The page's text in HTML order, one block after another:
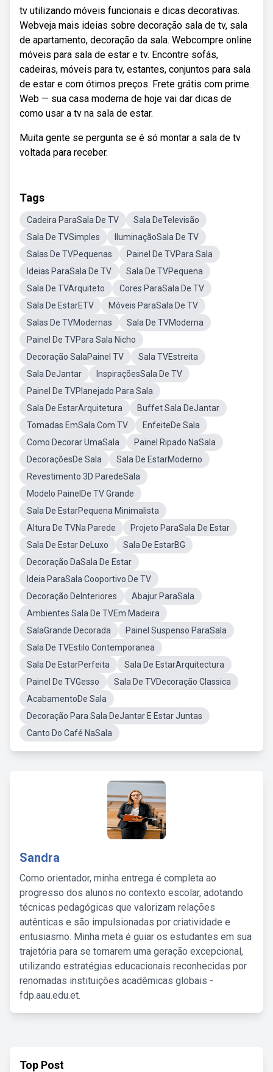
tv utilizando móveis funcionais e dicas decorativas.
Webveja mais ideias sobre decoração sala de tv, sala
de apartamento, decoração da sala. Webcompre online
móveis para sala de estar e tv. Encontre sofás,
cadeiras, móveis para tv, estantes, conjuntos para sala
de estar e com ótimos preços. Frete grátis com prime.
Web — sua casa moderna de hoje vai dar dicas de
como usar a tv na sala de estar.
Muita gente se pergunta se é só montar a sala de tv
voltada para receber.
Tags
Cadeira ParaSala De TV
Sala DeTelevisão
Sala De TVSimples
IluminaçãoSala De TV
Salas De TVPequenas
Painel De TVPara Sala
Ideias ParaSala De TV
Sala De TVPequena
Sala De TVArquiteto
Cores ParaSala De TV
Sala De EstarETV
Móveis ParaSala De TV
Salas De TVModernas
Sala De TVModerna
Painel De TVPara Sala Nicho
Decoração SalaPainel TV
Sala TVEstreita
Sala DeJantar
InspiraçõesSala De TV
Painel De TVPlanejado Para Sala
Sala De EstarArquitetura
Buffet Sala DeJantar
Tomadas EmSala Com TV
EnfeiteDe Sala
Como Decorar UmaSala
Painel Ripado NaSala
DecoraçõesDe Sala
Sala De EstarModerno
Revestimento 3D ParedeSala
Modelo PainelDe TV Grande
Sala De EstarPequena Minimalista
Altura De TVNa Parede
Projeto ParaSala De Estar
Sala De Estar DeLuxo
Sala De EstarBG
Decoração DaSala De Estar
Ideia ParaSala Cooportivo De TV
Decoração DeInteriores
Abajur ParaSala
Ambientes Sala De TVEm Madeira
SalaGrande Decorada
Painel Suspenso ParaSala
Sala De TVEstilo Contemporanea
Sala De EstarPerfeita
Sala De EstarArquitectura
Painel De TVGesso
Sala De TVDecoração Classica
AcabamentoDe Sala
Decoração Para Sala DeJantar E Estar Juntas
Canto Do Café NaSala
Sandra
Como orientador, minha entrega é completa ao
progresso dos alunos no contexto escolar, adotando
técnicas pedagógicas que valorizam relações
autênticas e são impulsionadas por criatividade e
entusiasmo. Minha meta é guiar os estudantes em sua
trajetória para se tornarem uma geração excepcional,
utilizando estratégias educacionais reconhecidas por
renomadas instituições acadêmicas globais -
fdp.aau.edu.et.
Top Post